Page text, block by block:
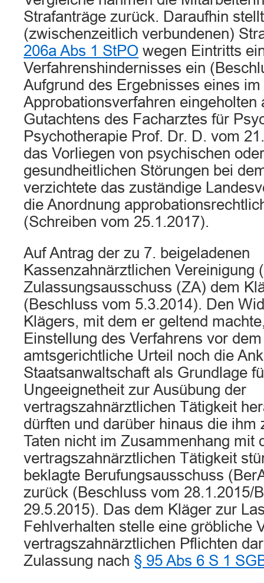
Strafanträge zurück. Daraufhin
(zwischenzeitlich verbundenen)
206a Abs 1 StPO wegen Eintritts
Verfahrenshindernisses ein
Aufgrund des Ergebnisses eines im
Approbationsverfahren eingeholten
Gutachtens des Facharztes für
Psychotherapie Prof. Dr. D. vom
das Vorliegen von psychischen
gesundheitlichen Störungen bei
verzichtete das zuständige
die Anordnung
(Schreiben vom 25.1.2017).
Auf Antrag der zu 7. beigeladenen
Kassenzahnärztlichen Vereinigung
Zulassungsausschuss (ZA) dem
(Beschluss vom 5.3.2014). Den
Klägers, mit dem er geltend
Einstellung des Verfahrens vor
amtsgerichtliche Urteil noch die
Staatsanwaltschaft als Grundlage
Ungeeignetheit zur Ausübung der
vertragszahnärztlichen Tätigkeit
dürften und darüber hinaus die ihm
Taten nicht im Zusammenhang mit
vertragszahnärztlichen Tätigkeit
beklagte Berufungsausschuss
zurück (Beschluss vom 28.1.2015/
29.5.2015). Das dem Kläger zur
Fehlverhalten stelle eine gröbliche
vertragszahnärztlichen Pflichten
Zulassung nach § 95 Abs 6 S 1